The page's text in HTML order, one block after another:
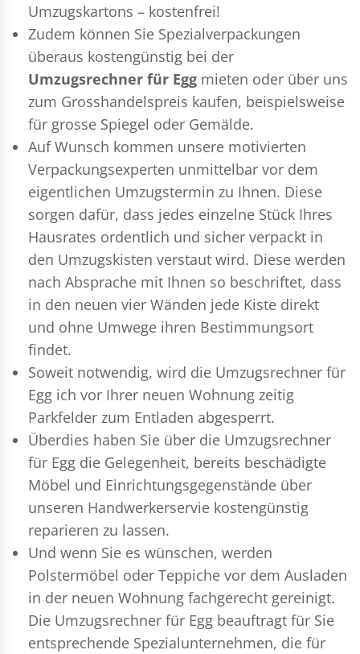
Umzugskartons – kostenfrei!
Zudem können Sie Spezialverpackungen
überaus kostengünstig bei der
Umzugsrechner für Egg mieten oder über uns
zum Grosshandelspreis kaufen, beispielsweise
für grosse Spiegel oder Gemälde.
Auf Wunsch kommen unsere motivierten
Verpackungsexperten unmittelbar vor dem
eigentlichen Umzugstermin zu Ihnen. Diese
sorgen dafür, dass jedes einzelne Stück Ihres
Hausrates ordentlich und sicher verpackt in
den Umzugskisten verstaut wird. Diese werden
nach Absprache mit Ihnen so beschriftet, dass
in den neuen vier Wänden jede Kiste direkt
und ohne Umwege ihren Bestimmungsort
findet.
Soweit notwendig, wird die Umzugsrechner für
Egg ich vor Ihrer neuen Wohnung zeitig
Parkfelder zum Entladen abgesperrt.
Überdies haben Sie über die Umzugsrechner
für Egg die Gelegenheit, bereits beschädigte
Möbel und Einrichtungsgegenstände über
unseren Handwerkerservie kostengünstig
reparieren zu lassen.
Und wenn Sie es wünschen, werden
Polstermöbel oder Teppiche vor dem Ausladen
in der neuen Wohnung fachgerecht gereinigt.
Die Umzugsrechner für Egg beauftragt für Sie
entsprechende Spezialunternehmen, die für